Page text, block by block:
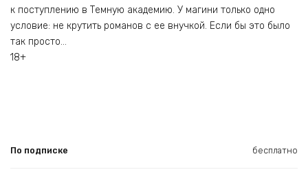
к поступлению в Темную академию. У магини только одно
условие: не крутить романов с ее внучкой. Если бы это было
так просто…
18+
По подписке бесплатно